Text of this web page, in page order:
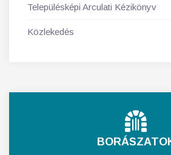
Településképi Arculati Kézikönyv
Közlekedés